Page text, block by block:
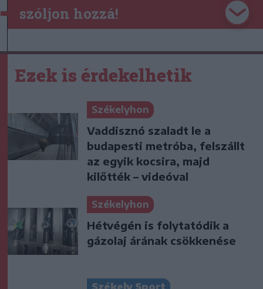
szóljon hozzá!
Ezek is érdekelhetik
Székelyhon
Vaddisznó szaladt le a
budapesti metróba, felszállt
az egyik kocsira, majd
kilőtték – videóval
Székelyhon
Hétvégén is folytatódik a
gázolaj árának csökkenése
Székely Sport